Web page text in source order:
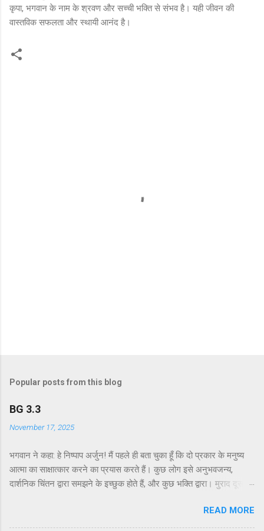
कृपा, भगवान के नाम के श्रवण और सच्ची भक्ति से संभव है। यही जीवन की
वास्तविक सफलता और स्थायी आनंद है।
Popular posts from this blog
BG 3.3
November 17, 2025
भगवान ने कहा: हे निष्पाप अर्जुन! मैं पहले ही बता चुका हूँ कि दो प्रकार के मनुष्य
आत्मा का साक्षात्कार करने का प्रयास करते हैं। कुछ लोग इसे अनुभवजन्य,
दार्शनिक चिंतन द्वारा समझने के इच्छुक होते हैं, और कुछ भक्ति द्वारा। मुराद दूसरे
कर्मयोग या बुद्धियोग। इस श्लोक में भगवान इसे और भी स्पष्ट रूप से समझाते हैं।
सांख्ययोग, अर्थात् आत्मा और पदार्थ की प्रकृति का विश्लेषणात्मक अध्ययन, उन
READ MORE